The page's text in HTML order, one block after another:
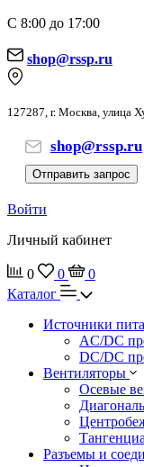
С 8:00 до 17:00
shop@rssp.ru
127287, г. Москва, улица
shop@rssp.ru
Отправить запрос
Войти
Личный кабинет
0 0
0
Каталог
Источники
AC/DC
DC/DC
Вентиляторы
Осевые
Разъемы и